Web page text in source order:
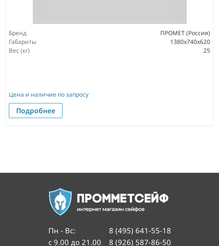
Бренд
ПРОМЕТ (Россия)
Габариты
1380x740x620
Вес (кг)
25
Цена и наличие по запросу
Подробнее
Пн - Вс:
с 9.00 до 21.00
8 (495) 641-55-18
8 (926) 587-86-50